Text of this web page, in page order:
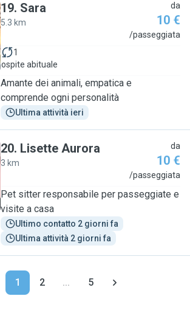
19. Sara
5.3 km
da
10 €
/passeggiata
1
ospite abituale
Amante dei animali, empatica e
comprende ogni personalità
Ultima attività ieri
20. Lisette Aurora
3 km
da
10 €
/passeggiata
Pet sitter responsabile per passeggiate e
visite a casa
Ultimo contatto 2 giorni fa
Ultima attività 2 giorni fa
1 2 ... 5